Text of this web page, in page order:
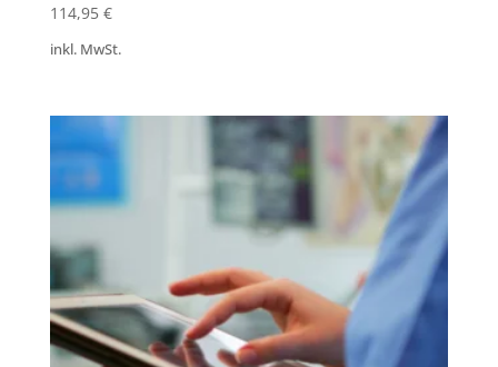
114,95 €
inkl. MwSt.